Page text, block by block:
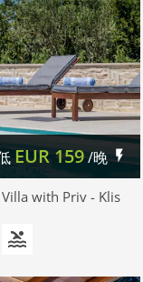
EUR 159/晚
with Priv - Klis